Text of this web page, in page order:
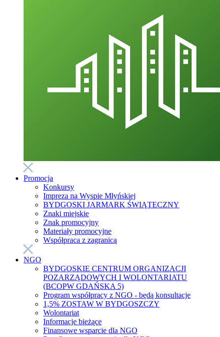
Promocja
Konkursy
Impreza na Wyspie Młyńskiej
BYDGOSKI JARMARK ŚWIĄTECZNY
Znaki miejskie
Znak promocyjny
Materiały promocyjne
Współpraca z zagranicą
NGO
BYDGOSKIE CENTRUM ORGANIZACJI
POZARZĄDOWYCH I WOLONTARIATU
(BCOPW GDAŃSKA 5)
Program współpracy z NGO - będą konsultacje
1,5% ZOSTAW W BYDGOSZCZY
Wolontariat
Informacje bieżące
Finansowe wsparcie dla NGO